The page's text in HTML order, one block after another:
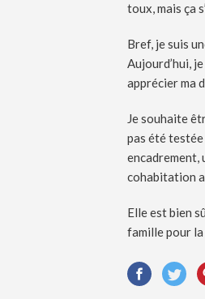
toux, mais ça
Bref, je suis
Aujourd’hui,
apprécier ma
Je souhaite
pas été
encadrement,
cohabitation
Elle est bien
famille pour